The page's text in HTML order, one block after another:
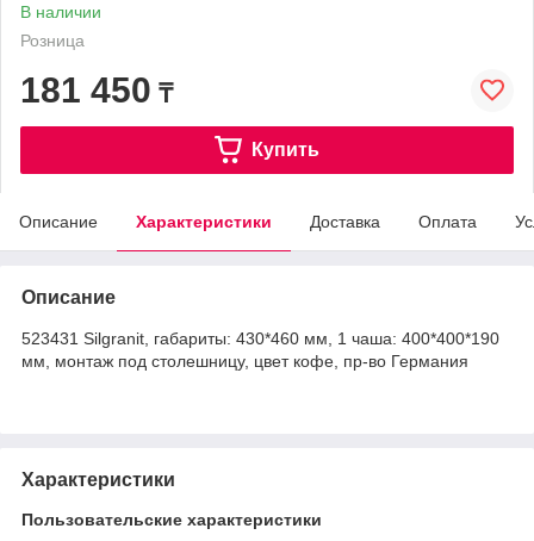
В наличии
Розница
181 450 ₸
Купить
Описание Характеристики Доставка Оплата
Описание
523431 Silgranit, габариты: 430*460 мм, 1 чаша: 400*400*190
мм, монтаж под столешницу, цвет кофе, пр-во Германия
Характеристики
Пользовательские характеристики